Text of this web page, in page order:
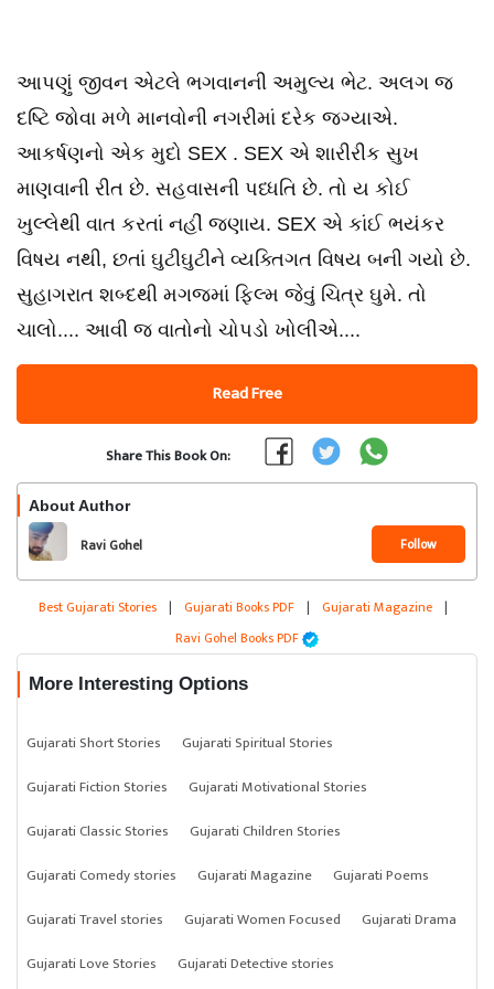
આપણું જીવન એટલે ભગવાનની અમુલ્ય ભેટ. અલગ જ
દષ્ટિ જોવા મળે માનવોની નગરીમાં દરેક જગ્યાએ.
આકર્ષણનો એક મુદો SEX . SEX એ શારીરીક સુખ
માણવાની રીત છે. સહવાસની પધ્ધતિ છે. તો ય કોઈ
ખુલ્લેથી વાત કરતાં નહીં જણાય. SEX એ કાંઈ ભયંકર
વિષય નથી, છતાં ઘુટીઘુટીને વ્યક્તિગત વિષય બની ગયો છે.
સુહાગરાત શબ્દથી મગજમાં ફિલ્મ જેવું ચિત્ર ઘુમે. તો
ચાલો.... આવી જ વાતોનો ચોપડો ખોલીએ....
Read Free
Share This Book On:
About Author
Ravi Gohel Follow
Best Gujarati Stories | Gujarati Books PDF | Gujarati Magazine |
Ravi Gohel Books PDF
More Interesting Options
Gujarati Short Stories
Gujarati Spiritual Stories
Gujarati Fiction Stories
Gujarati Motivational Stories
Gujarati Classic Stories
Gujarati Children Stories
Gujarati Comedy stories
Gujarati Magazine
Gujarati Poems
Gujarati Travel stories
Gujarati Women Focused
Gujarati Drama
Gujarati Love Stories
Gujarati Detective stories